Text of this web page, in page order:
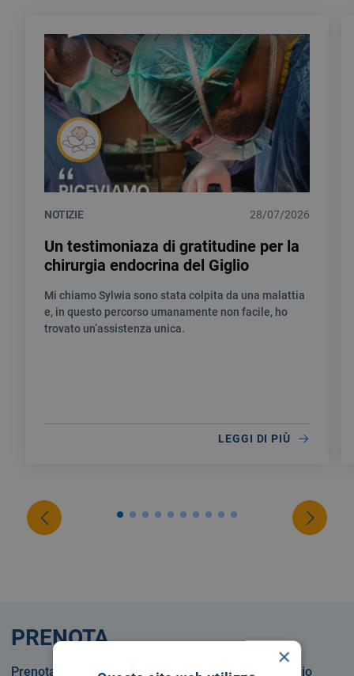
NOTIZIE 28/07/2026
Un testimoniaza di gratitudine per la
chirurgia endocrina del Giglio
Mi chiamo Sylwia sono stata colpita da una malattia
e, in questo percorso umanamente non facile, ho
trovato un’assistenza unica.
LEGGI DI PIÙ
PRENOTA
Prenotare una visita o un esame in Servizio Sanitario
×